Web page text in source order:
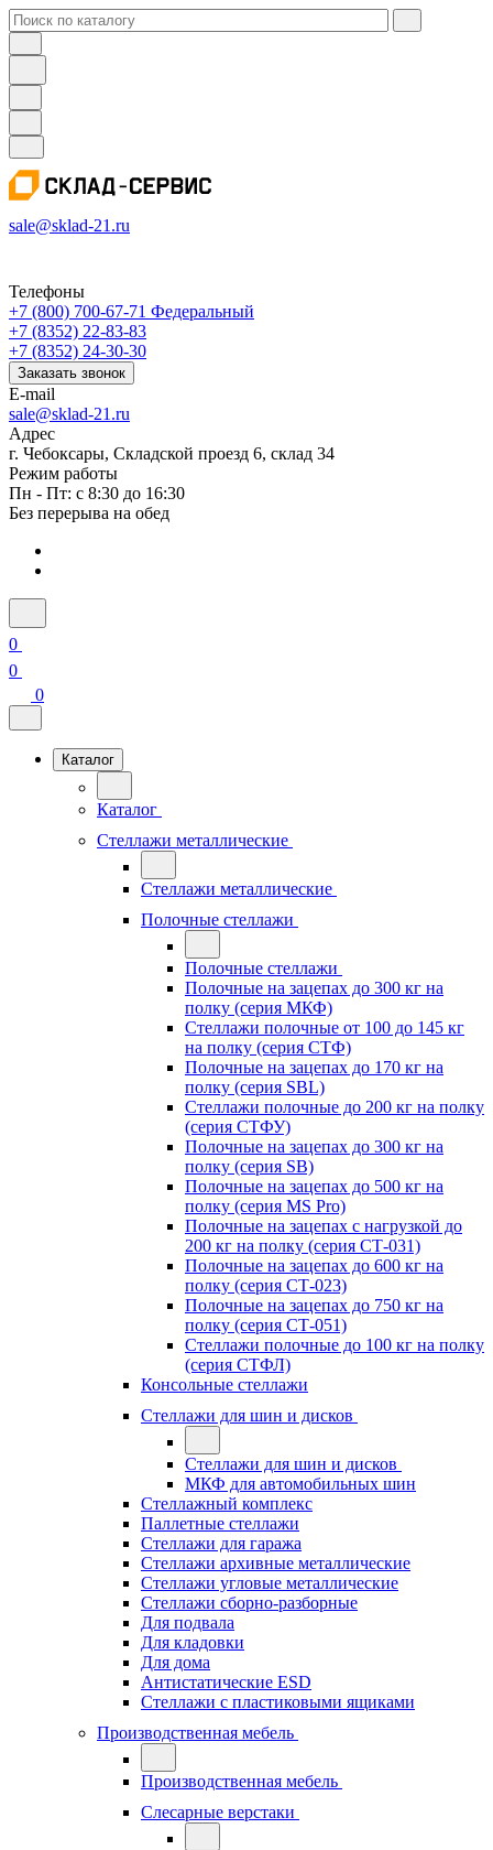
sale@sklad-21.ru
Телефоны
+7 (800) 700-67-71 Федеральный
+7 (8352) 22-83-83
+7 (8352) 24-30-30
Заказать звонок
E-mail
sale@sklad-21.ru
Адрес
г. Чебоксары, Складской проезд 6, склад 34
Режим работы
Пн - Пт: с 8:30 до 16:30
Без перерыва на обед
0
0
0
Каталог
Каталог
Стеллажи металлические
Стеллажи металлические
Полочные стеллажи
Полочные стеллажи
Полочные на зацепах до 300 кг на
полку (серия МКФ)
Стеллажи полочные от 100 до 145 кг
на полку (серия СТФ)
Полочные на зацепах до 170 кг на
полку (серия SBL)
Стеллажи полочные до 200 кг на полку
(серия СТФУ)
Полочные на зацепах до 300 кг на
полку (серия SB)
Полочные на зацепах до 500 кг на
полку (серия MS Pro)
Полочные на зацепах с нагрузкой до
200 кг на полку (серия СТ-031)
Полочные на зацепах до 600 кг на
полку (серия СТ-023)
Полочные на зацепах до 750 кг на
полку (серия СТ-051)
Стеллажи полочные до 100 кг на полку
(серия СТФЛ)
Консольные стеллажи
Стеллажи для шин и дисков
Стеллажи для шин и дисков
МКФ для автомобильных шин
Стеллажный комплекс
Паллетные стеллажи
Стеллажи для гаража
Стеллажи архивные металлические
Стеллажи угловые металлические
Стеллажи сборно-разборные
Для подвала
Для кладовки
Для дома
Антистатические ESD
Стеллажи с пластиковыми ящиками
Производственная мебель
Производственная мебель
Слесарные верстаки